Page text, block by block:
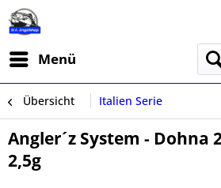
Menü
Übersicht Italien Serie
Angler´z System - Dohna
2,5g